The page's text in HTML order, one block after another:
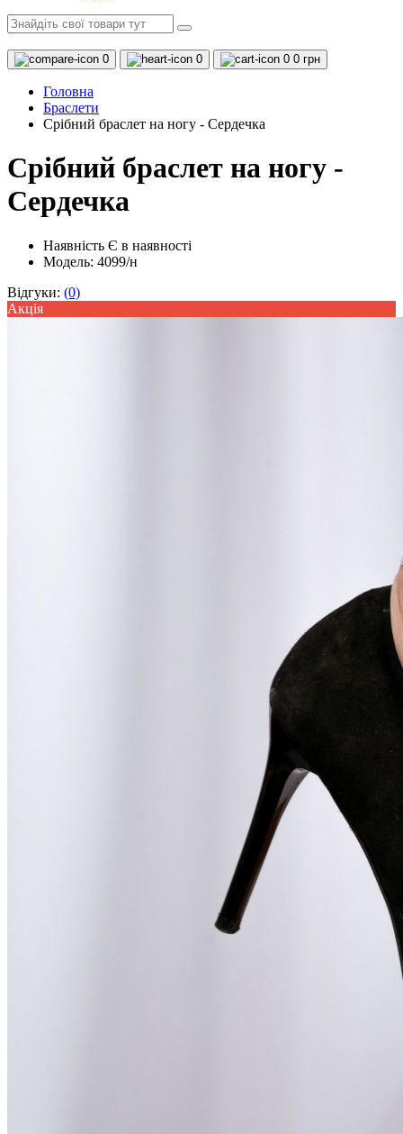
0 0 0 0 грн
Головна
Браслети
Срібний браслет на ногу - Сердечка
Срібний браслет на ногу -
Сердечка
Наявність Є в наявності
Модель: 4099/н
Відгуки: (0)
Акцiя